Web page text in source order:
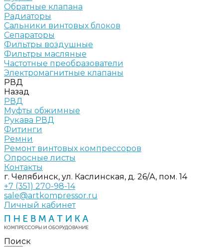
Обратные клапана
Радиаторы
Сальники винтовых блоков
Сепараторы
Фильтры воздушные
Фильтры масляные
Частотные преобразователи
Электромагнитные клапаны
РВД
Назад
РВД
Муфты обжимные
Рукава РВД
Фитинги
Ремни
Ремонт винтовых компрессоров
Опросные листы
Контакты
г. Челябинск, ул. Каслинская, д. 26/А, пом. 14
+7 (351) 270-98-14
sale@artkompressor.ru
Личный кабинет
Поиск